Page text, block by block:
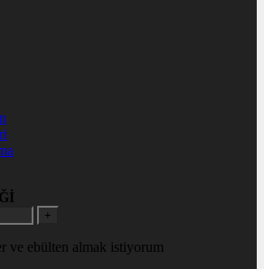
+
ve ebülten almak istiyorum